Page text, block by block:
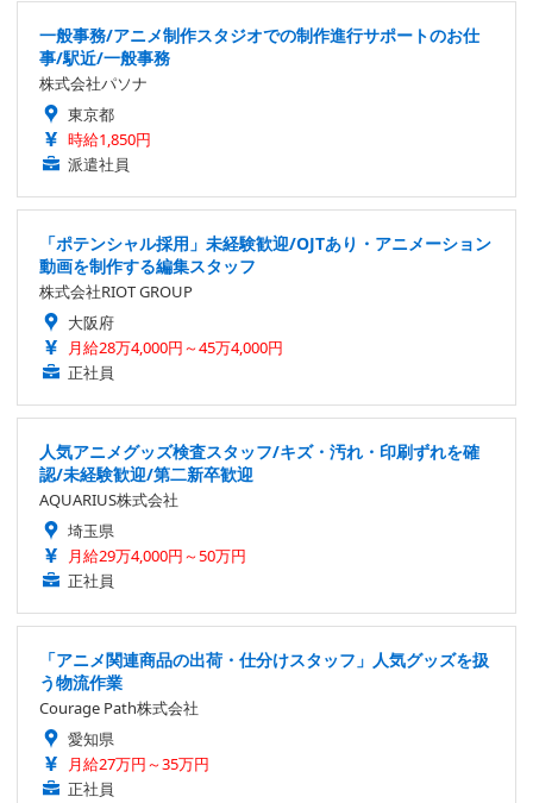
一般事務/アニメ制作スタジオでの制作進行サポートのお仕
事/駅近/一般事務
株式会社パソナ
東京都
時給1,850円
派遣社員
「ポテンシャル採用」未経験歓迎/OJTあり・アニメーション
動画を制作する編集スタッフ
株式会社RIOT GROUP
大阪府
月給28万4,000円～45万4,000円
正社員
人気アニメグッズ検査スタッフ/キズ・汚れ・印刷ずれを確
認/未経験歓迎/第二新卒歓迎
AQUARIUS株式会社
埼玉県
月給29万4,000円～50万円
正社員
「アニメ関連商品の出荷・仕分けスタッフ」人気グッズを扱
う物流作業
Courage Path株式会社
愛知県
月給27万円～35万円
正社員